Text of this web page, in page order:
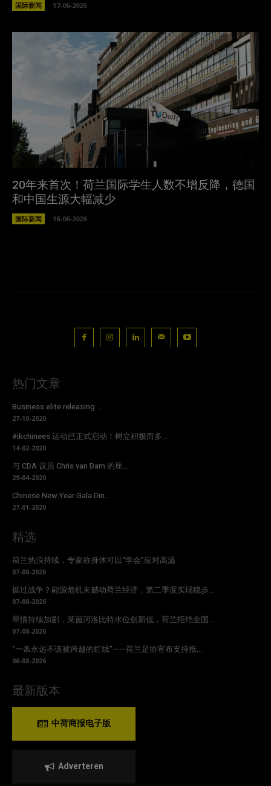
国际新闻 17-06-2026
20年来首次！荷兰国际学生人数不增反降，德国
和中国生源大幅减少
国际新闻 16-06-2026
热门文章
Business elite releasing ...
27-10-2020
#ikchinees 运动已正式启动！树立积极而多...
14-02-2020
与 CDA 议员 Chris van Dam 的座...
29-04-2020
Chinese New Year Gala Din...
27-01-2020
精选
荷兰热浪持续，专家称身体可以“学会”应对高温
07-08-2026
挺过战争？能源危机未撼动荷兰经济，第二季度实现稳步...
07-08-2026
旱情持续加剧，莱茵河洛比特水位创新低，荷兰拒绝全国...
07-08-2026
“一条永远不该被跨越的红线”——荷兰足协宣布支持抵...
06-08-2026
最新版本
中荷商报电子版
Adverteren